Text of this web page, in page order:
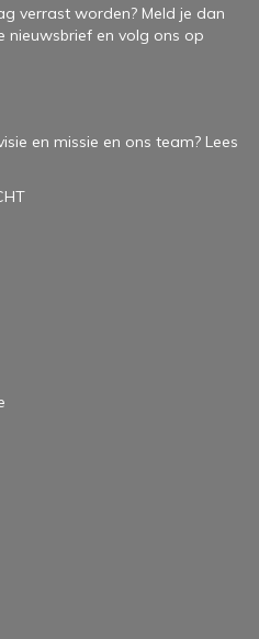
verrast worden? Meld je dan
nieuwsbrief en volg ons op
en missie en ons team? Lees